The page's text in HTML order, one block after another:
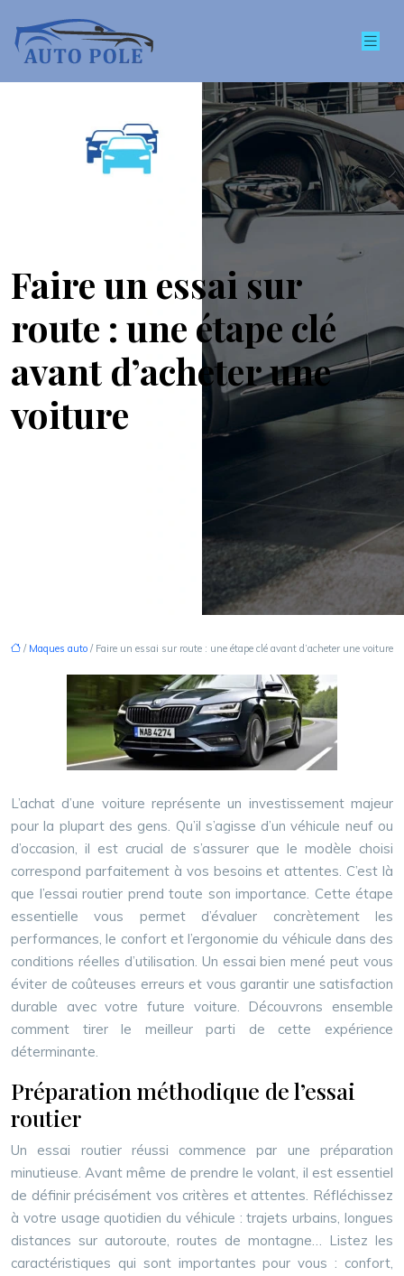
Faire un essai sur
route : une étape clé
avant d’acheter une
voiture
/ Maques auto / Faire un essai sur route : une étape clé avant d’acheter une voiture
L’achat d’une voiture représente un investissement majeur
pour la plupart des gens. Qu’il s’agisse d’un véhicule neuf ou
d’occasion, il est crucial de s’assurer que le modèle choisi
correspond parfaitement à vos besoins et attentes. C’est là
que l’essai routier prend toute son importance. Cette étape
essentielle vous permet d’évaluer concrètement les
performances, le confort et l’ergonomie du véhicule dans des
conditions réelles d’utilisation. Un essai bien mené peut vous
éviter de coûteuses erreurs et vous garantir une satisfaction
durable avec votre future voiture. Découvrons ensemble
comment tirer le meilleur parti de cette expérience
déterminante.
Préparation méthodique de l’essai
routier
Un essai routier réussi commence par une préparation
minutieuse. Avant même de prendre le volant, il est essentiel
de définir précisément vos critères et attentes. Réfléchissez
à votre usage quotidien du véhicule : trajets urbains, longues
distances sur autoroute, routes de montagne… Listez les
caractéristiques qui sont importantes pour vous : confort,